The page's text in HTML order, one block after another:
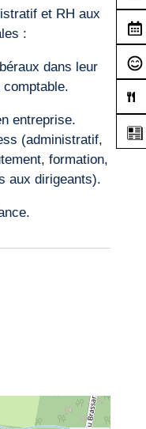
et RH aux
:
dans leur
entreprise.
(administratif,
formation,
aux dirigeants).